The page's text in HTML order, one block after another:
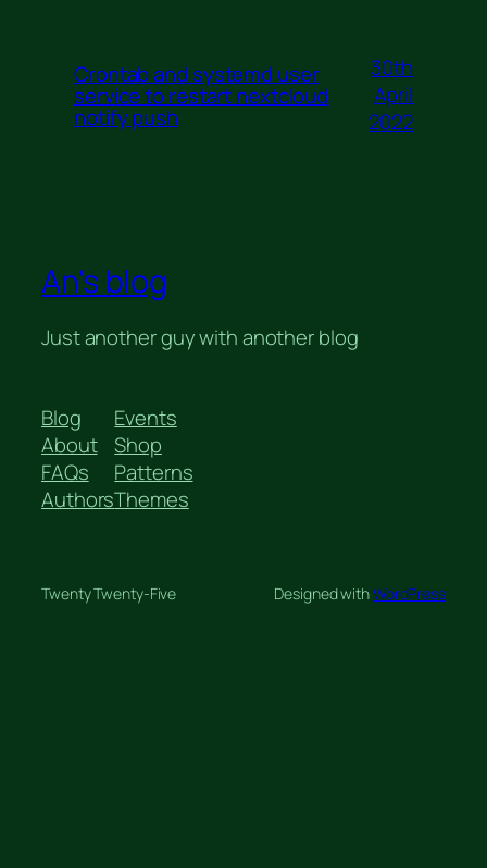
Crontab and systemd user
service to restart nextcloud
notify push
30th
April
2022
An's blog
Just another guy with another blog
Blog
About
FAQs
Authors
Events
Shop
Patterns
Themes
Twenty Twenty-Five Designed withWordPress